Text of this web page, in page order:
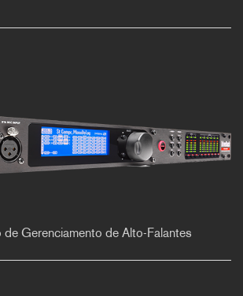
Gerenciamento de Alto-Falantes